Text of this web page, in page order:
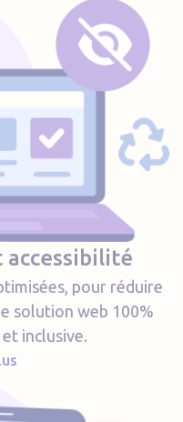
accessibilité
pour réduire
solution web 100%
inclusive.